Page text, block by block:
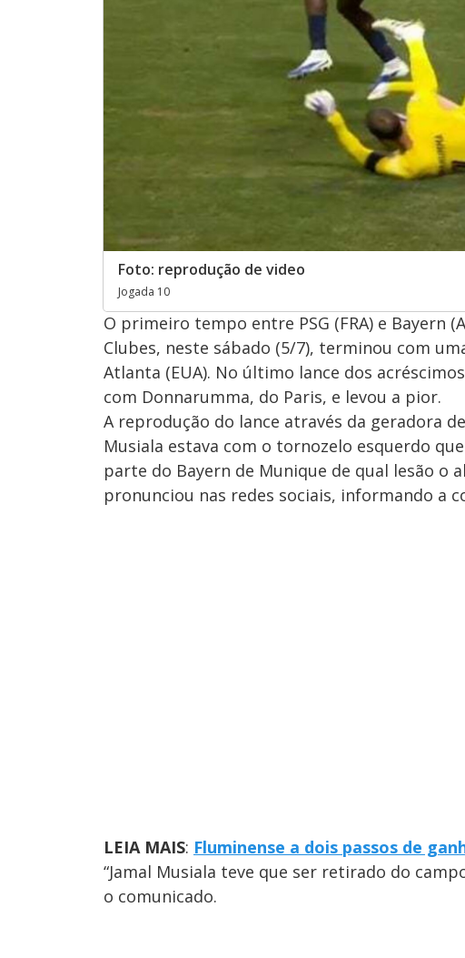
Foto: reprodução de video
Jogada 10
O primeiro tempo entre PSG (FRA) e Bayern
Clubes, neste sábado (5/7), terminou com
Atlanta (EUA). No último lance dos
com Donnarumma, do Paris, e levou a pior.
A reprodução do lance através da geradora
Musiala estava com o tornozelo esquerdo
parte do Bayern de Munique de qual lesão o
pronunciou nas redes sociais, informando a
LEIA MAIS: Fluminense a dois passos de
“Jamal Musiala teve que ser retirado do
o comunicado.